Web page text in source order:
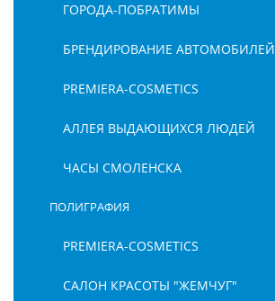
ГОРОДА-ПОБРАТИМЫ
БРЕНДИРОВАНИЕ АВТОМОБИЛЕЙ
PREMIERA-COSMETICS
АЛЛЕЯ ВЫДАЮЩИХСЯ ЛЮДЕЙ
ЧАСЫ СМОЛЕНСКА
ПОЛИГРАФИЯ
PREMIERA-COSMETICS
САЛОН КРАСОТЫ "ЖЕМЧУГ"